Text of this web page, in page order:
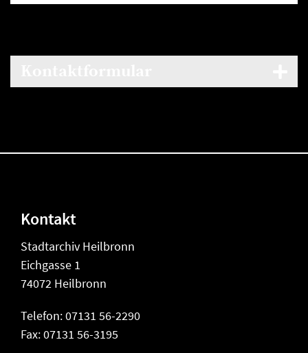
Kontakt
Stadtarchiv Heilbronn
Eichgasse 1
74072 Heilbronn
Telefon: 07131 56-2290
Fax: 07131 56-3195